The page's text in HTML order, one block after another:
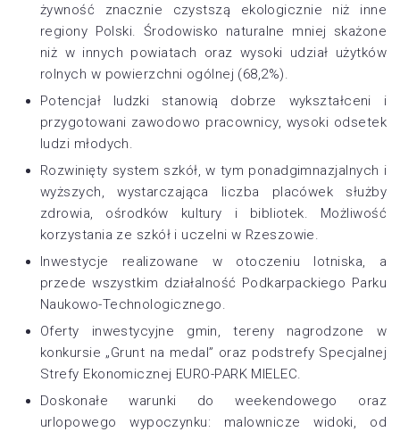
żywność znacznie czystszą ekologicznie niż inne
regiony Polski. Środowisko naturalne mniej skażone
niż w innych powiatach oraz wysoki udział użytków
rolnych w powierzchni ogólnej (68,2%).
Potencjał ludzki stanowią dobrze wykształceni i
przygotowani zawodowo pracownicy, wysoki odsetek
ludzi młodych.
Rozwinięty system szkół, w tym ponadgimnazjalnych i
wyższych, wystarczająca liczba placówek służby
zdrowia, ośrodków kultury i bibliotek. Możliwość
korzystania ze szkół i uczelni w Rzeszowie.
Inwestycje realizowane w otoczeniu lotniska, a
przede wszystkim działalność Podkarpackiego Parku
Naukowo-Technologicznego.
Oferty inwestycyjne gmin, tereny nagrodzone w
konkursie „Grunt na medal” oraz podstrefy Specjalnej
Strefy Ekonomicznej EURO-PARK MIELEC.
Doskonałe warunki do weekendowego oraz
urlopowego wypoczynku: malownicze widoki, od